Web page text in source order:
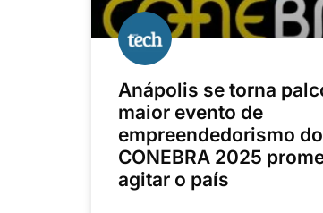
Anápolis se torna
maior evento de
empreendedorismo
CONEBRA 2025
agitar o país